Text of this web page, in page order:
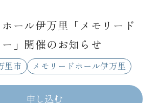
ール伊万里「メモリード
」開催のお知らせ
里市 メモリードホール伊万里
申し込む